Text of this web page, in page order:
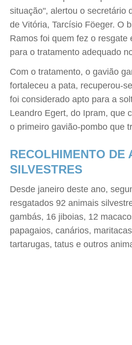
situação", alertou o secretário
de Vitória, Tarcísio Föeger. O
Ramos foi quem fez o resgate
para o tratamento adequado
Com o tratamento, o gavião
fortaleceu a pata, recuperou-
foi considerado apto para a
Leandro Egert, do Ipram, que
o primeiro gavião-pombo que
RECOLHIMENTO DE
SILVESTRES
Desde janeiro deste ano,
resgatados 92 animais
gambás, 16 jiboias, 12
papagaios, canários,
tartarugas, tatus e outros